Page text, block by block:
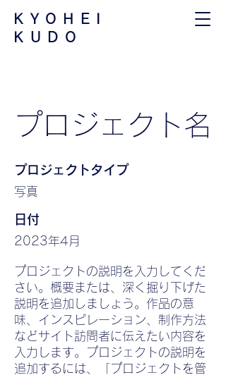
​KYOHEI
KUDO
プロジェクト名
プロジェクトタイプ
写真
日付
2023年4月
プロジェクトの説明を入力してくだ
さい。概要または、深く掘り下げた
説明を追加しましょう。作品の意
味、インスピレーション、制作方法
などサイト訪問者に伝えたい内容を
入力します。プロジェクトの説明を
追加するには、「プロジェクトを管